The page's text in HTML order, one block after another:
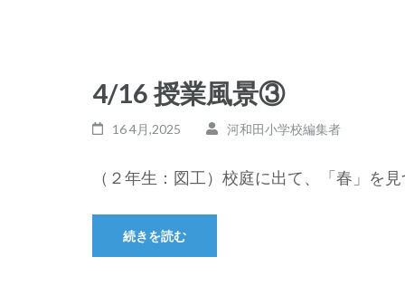
4/16 授業風景③
16 4月,2025 河和田小学校編集者
（２年生：図工）校庭に出て、「春」を
続きを読む